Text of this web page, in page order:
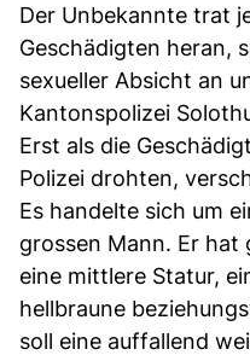
Der Unbekannte trat
Geschädigten heran,
sexueller Absicht an
Kantonspolizei
Erst als die
Polizei drohten,
Es handelte sich um
grossen Mann. Er hat
eine mittlere Statur,
hellbraune
soll eine auffallend